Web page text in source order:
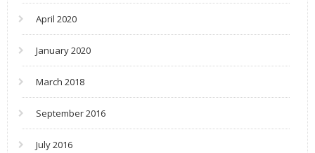
April 2020
January 2020
March 2018
September 2016
July 2016